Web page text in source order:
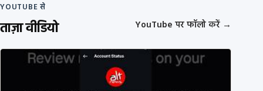
YOUTUBE से
ताज़ा वीडियो YouTube पर फॉलो करें →